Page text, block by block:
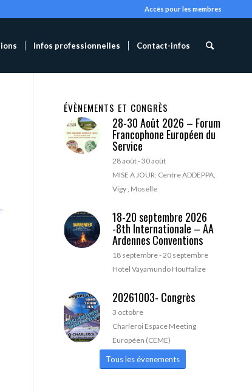
Accès pour les membres
Infos professionnelles Contact-infos
ÉVÈNEMENTS ET CONGRÈS
28-30 Août 2026 – Forum
Francophone Européen du
Service
28 août-30 août
MISE A JOUR: Centre ADDEPPA,
Vigy , Moselle
18-20 septembre 2026
-8th Internationale – AA
Ardennes Conventions
18 septembre-20 septembre
Hotel Vayamundo Houffalize
20261003- Congrès
3 octobre
Charleroi Espace Meeting
Européen (CEME)
Tous les évenements